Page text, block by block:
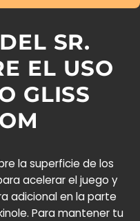
SR.
EL USO
GLISS
la superficie de los
acelerar el juego y
adicional en la parte
Para mantener tu